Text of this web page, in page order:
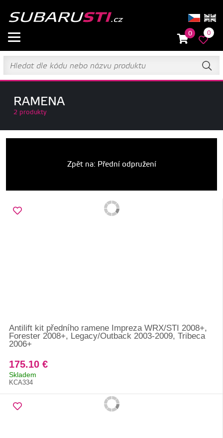
0 0
RAMENA
2 produkty
Zpět na: Přední odpružení
Antilift kit předního ramene Impreza WRX/STI 2008+,
Forester 2008+, Legacy/Outback 2003-2009, Tribeca
2006+
175.10 €
Skladem
KCA334